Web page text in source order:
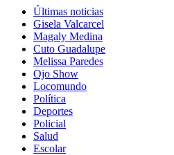
Últimas noticias
Gisela Valcarcel
Magaly Medina
Cuto Guadalupe
Melissa Paredes
Ojo Show
Locomundo
Política
Deportes
Policial
Salud
Escolar